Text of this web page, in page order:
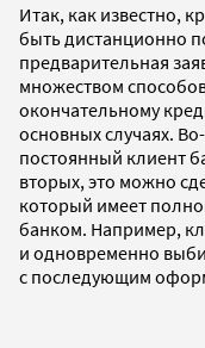
Итак, как известно,
быть дистанционно
предварительная
множеством
окончательному
основных случаях.
постоянный клиент
вторых, это можно
который имеет
банком. Например,
и одновременно
с последующим